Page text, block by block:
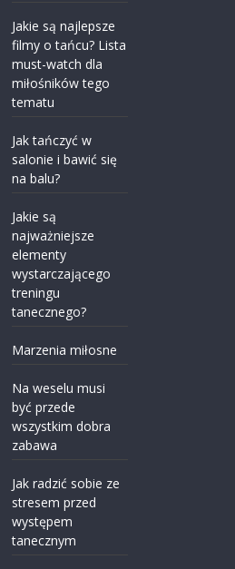
Jakie są najlepsze
filmy o tańcu? Lista
must-watch dla
miłośników tego
tematu
Jak tańczyć w
salonie i bawić się
na balu?
Jakie są
najważniejsze
elementy
wystarczającego
treningu
tanecznego?
Marzenia miłosne
Na weselu musi
być przede
wszystkim dobra
zabawa
Jak radzić sobie ze
stresem przed
występem
tanecznym